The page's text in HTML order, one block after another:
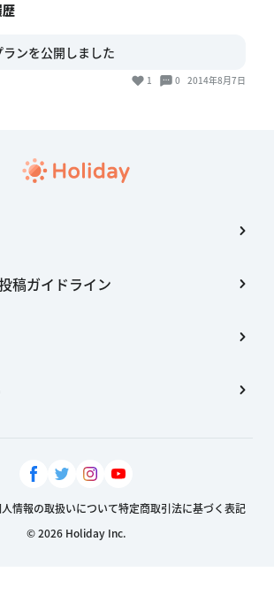
歴
ンを公開しました
1 0 2014年8月7日
稿ガイドライン
情報の取扱いについて特定商取引法に基づく表記
© 2026 Holiday Inc.